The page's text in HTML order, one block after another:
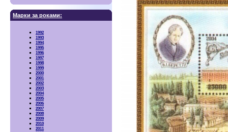
Марки за роками:
1992
1993
1994
1995
1996
1997
1998
1999
2000
2001
2002
2003
2004
2005
2006
2007
2008
2009
2010
2011